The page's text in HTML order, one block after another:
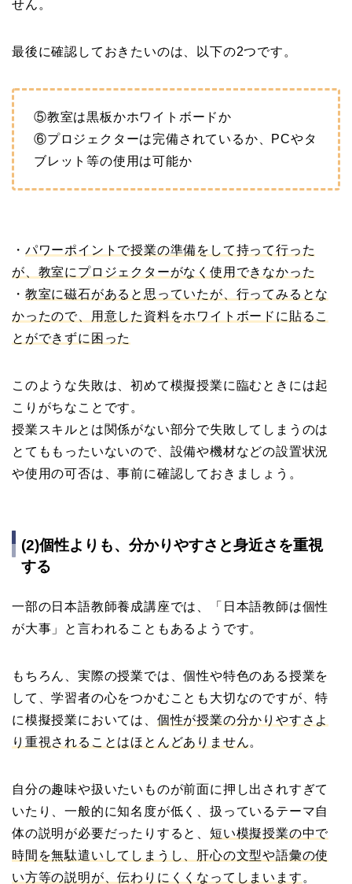
せん。
最後に確認しておきたいのは、以下の2つです。
⑤教室は黒板かホワイトボードか
⑥プロジェクターは完備されているか、PCやタ
ブレット等の使用は可能か
・ パワーポイントで授業の準備をして持って行った
が、教室にプロジェクターがなく使用できなかった
・ 教室に磁石があると思っていたが、行ってみるとな
かったので、用意した資料をホワイトボードに貼るこ
とができずに困った
このような失敗は、初めて模擬授業に臨むときには起
こりがちなことです。
授業スキルとは関係がない部分で失敗してしまうのは
とてももったいないので、設備や機材などの設置状況
や使用の可否は、事前に確認しておきましょう。
(2)個性よりも、分かりやすさと身近さを重視
する
一部の日本語教師養成講座では、「日本語教師は個性
が大事」と言われることもあるようです。
もちろん、実際の授業では、個性や特色のある授業を
して、学習者の心をつかむことも大切なのですが、特
に模擬授業においては、 個性が授業の分かりやすさよ
り重視されることはほとんどありません。
自分の趣味や扱いたいものが前面に押し出されすぎて
いたり、一般的に知名度が低く、扱っているテーマ自
体の説明が必要だったりすると、 短い模擬授業の中で
時間を無駄遣いしてしまうし、肝心の文型や語彙の使
い方等の説明が、伝わりにくくなってしまいます 。